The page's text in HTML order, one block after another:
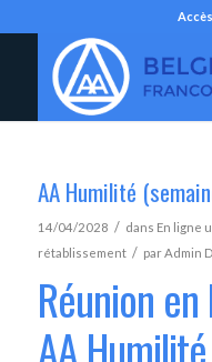
AA Humilité
14/04/2028 / dans En ligne
rétablissement / parAdmin
Réunion
AA Humilité